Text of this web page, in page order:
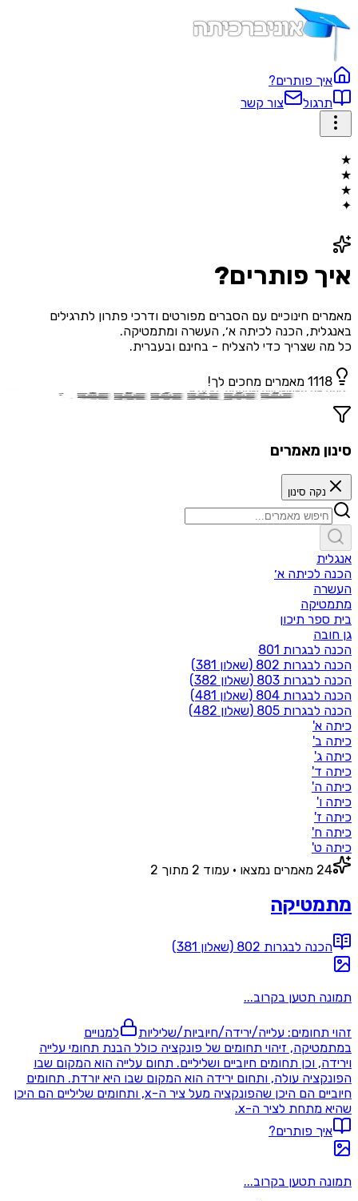
איך פותרים?
תרגול
צור קשר
★
★
★
✦
איך פותרים?
מאמרים חינוכיים עם הסברים מפורטים ודרכי פתרון לתרגילים
באנגלית, הכנה לכיתה א׳, העשרה ומתמטיקה.
כל מה שצריך כדי להצליח - בחינם ובעברית.
1118 מאמרים מחכים לך!
סינון מאמרים
נקה סינון
אנגלית
הכנה לכיתה א׳
העשרה
מתמטיקה
בית ספר תיכון‬
גן חובה
הכנה לבגרות 801
הכנה לבגרות 802 (שאלון 381)
הכנה לבגרות 803 (שאלון 382)
הכנה לבגרות 804 (שאלון 481)
הכנה לבגרות 805 (שאלון 482)
כיתה א'
כיתה ב'
כיתה ג'
כיתה ד'
כיתה ה'
כיתה ו'
כיתה ז'
כיתה ח'
כיתה ט'
24 מאמרים נמצאו • עמוד 2 מתוך 2
מתמטיקה
הכנה לבגרות 802 (שאלון 381)
תמונה תטען בקרוב...
זהוי תחומים: עלייה/ירידה/חיוביות/שליליות
למנויים
במתמטיקה, זיהוי תחומים של פונקציה כולל הבנת תחומי עלייה
וירידה, וכן תחומים חיוביים ושליליים. תחום עלייה הוא המקום שבו
הפונקציה עולה, ותחום ירידה הוא המקום שבו היא יורדת. תחומים
חיוביים הם היכן שהפונקציה מעל ציר ה-x, ותחומים שליליים הם היכן
שהיא מתחת לציר ה-x.
איך פותרים?
תמונה תטען בקרוב...